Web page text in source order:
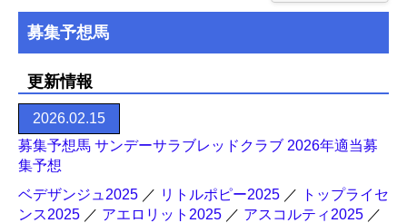
募集予想馬
更新情報
2026.02.15
募集予想馬 サンデーサラブレッドクラブ 2026年適当募
集予想
ベデザンジュ2025 ／ リトルポピー2025 ／
トップライセ
ンス2025 ／ アエロリット2025 ／ アスコルティ2025 ／